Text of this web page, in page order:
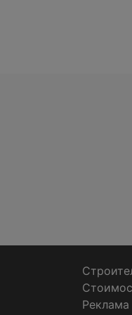
Реклама